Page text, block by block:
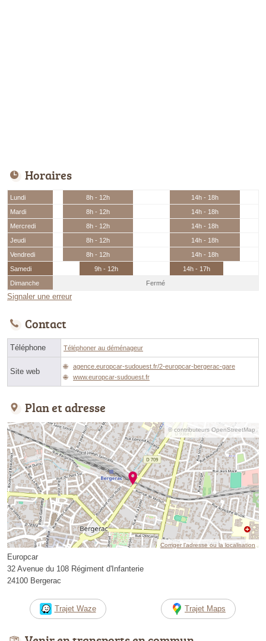
Horaires
Lundi 8h - 12h
14h - 18h
Mardi
8h - 12h
14h - 18h
Mercredi
8h - 12h
14h - 18h
Jeudi
8h - 12h
14h - 18h
Vendredi
8h - 12h
14h - 18h
Samedi
9h - 12h
14h - 17h
Dimanche
Fermé
Signaler une erreur
Contact
Téléphone Téléphoner au déménageur
Site web
agence.europcar-sudouest.fr/2-europcar-bergerac-gare
www.europcar-sudouest.fr
Plan et adresse
© contributeurs OpenStreetMap
Corriger l’adresse ou la localisation
Europcar
32 Avenue du 108 Régiment d'Infanterie
24100 Bergerac
Trajet Waze Trajet Maps